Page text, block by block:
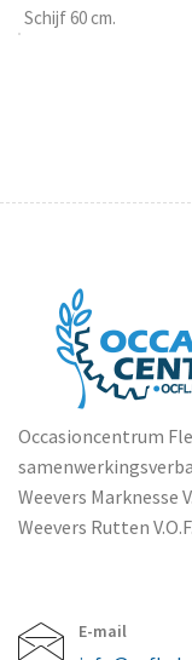
Schijf 60 cm.
Occasioncentrum
Weevers Marknesse
Weevers Rutten V.O.F.
E-mail